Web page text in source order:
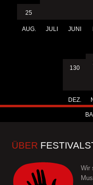
25
AUG. JULI JUNI
130
DEZ.
ÜBER
Wir